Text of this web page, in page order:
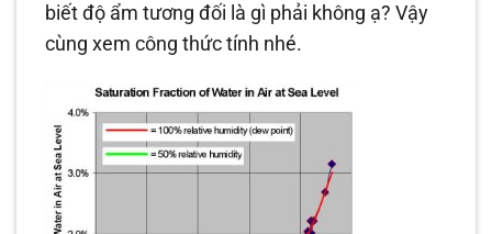
biết độ ẩm tương đối là gì phải không ạ? Vậy
cùng xem công thức tính nhé.